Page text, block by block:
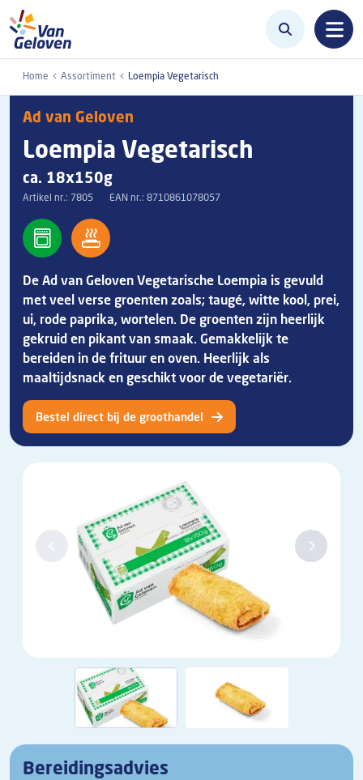
Overslaan en naar de inhoud gaan
Home Assortiment Loempia Vegetarisch
Ad van Geloven
Loempia Vegetarisch
ca. 18x150g
Artikel nr.: 7805 EAN nr.: 8710861078057
De Ad van Geloven Vegetarische Loempia is gevuld
met veel verse groenten zoals; taugé, witte kool, prei,
ui, rode paprika, wortelen. De groenten zijn heerlijk
gekruid en pikant van smaak. Gemakkelijk te
bereiden in de frituur en oven. Heerlijk als
maaltijdsnack en geschikt voor de vegetariër.
Bestel direct bij de groothandel
Bereidingsadvies